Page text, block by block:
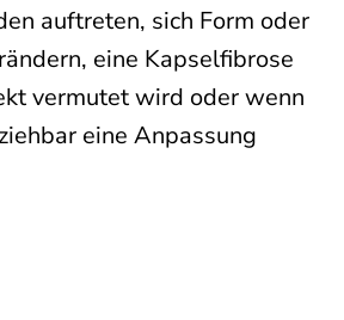
auftreten, sich Form oder
eine Kapselfibrose
vermutet wird oder wenn
eine Anpassung